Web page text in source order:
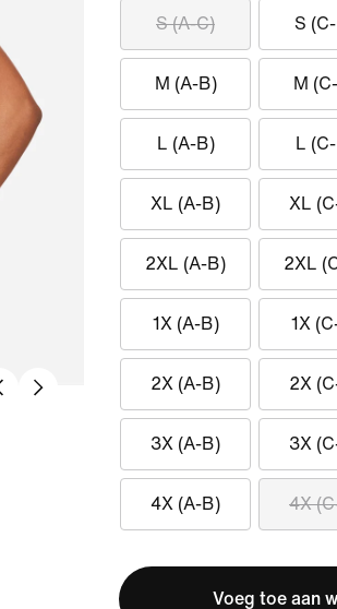
S (A-C) S
M (A-B) M
L (A-B) L
XL (A-B) XL
2XL (A-B) 2XL
1X (A-B) 1X
2X (A-B) 2X
3X (A-B) 3X
4X (A-B) 4X
Voeg toe aan